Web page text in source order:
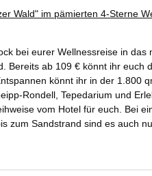
bei eurer Wellnessreise in
Bereits ab 109 € könnt ihr euch
könnt ihr in der 1.800
Rondell, Tepedarium und
vom Hotel für euch. Bei
zum Sandstrand sind es auch